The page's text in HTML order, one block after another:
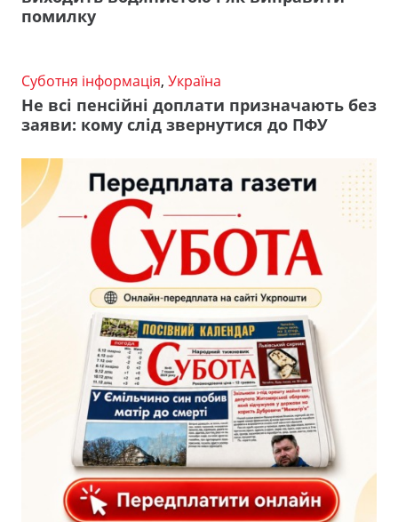
помилку
Суботня інформація, Україна
Не всі пенсійні доплати призначають без
заяви: кому слід звернутися до ПФУ